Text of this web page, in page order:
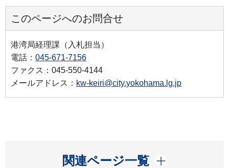
このページへのお問合せ
港湾局経理課（入札担当）
電話： 045-671-7156
ファクス：045-550-4144
メールアドレス： kw-keiri@city.yokohama.lg.jp
関連ページ一覧
開く